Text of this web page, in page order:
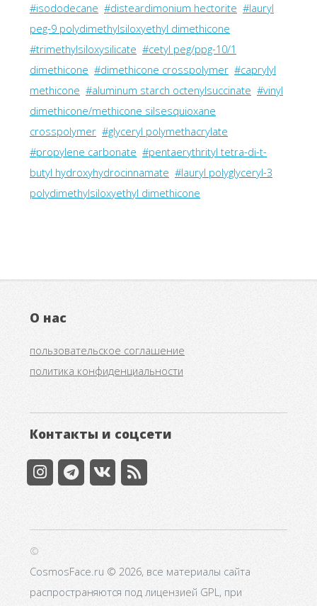
#isododecane #disteardimonium hectorite #lauryl
peg-9 polydimethylsiloxyethyl dimethicone
#trimethylsiloxysilicate #cetyl peg/ppg-10/1
dimethicone #dimethicone crosspolymer #caprylyl
methicone #aluminum starch octenylsuccinate #vinyl
dimethicone/methicone silsesquioxane
crosspolymer #glyceryl polymethacrylate
#propylene carbonate #pentaerythrityl tetra-di-t-
butyl hydroxyhydrocinnamate #lauryl polyglyceryl-3
polydimethylsiloxyethyl dimethicone
О нас
пользовательское соглашение
политика конфиденциальности
Контакты и соцсети
©
CosmosFace.ru © 2026, все материалы сайта
распространяются под лицензией GPL, при